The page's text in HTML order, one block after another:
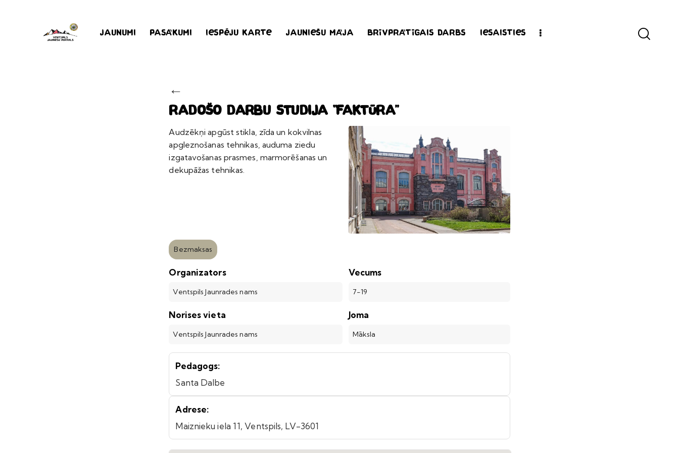
Jaunumi Pasākumi Iespēju karte Jauniešu māja Brīvprātīgais darbs Iesaisties
←
Radošo darbu studija “Faktūra”
Audzēkņi apgūst stikla, zīda un kokvilnas
apgleznošanas tehnikas, auduma ziedu
izgatavošanas prasmes, marmorēšanas un
dekupāžas tehnikas.
Bezmaksas
Organizators
Ventspils Jaunrades nams
Norises vieta
Ventspils Jaunrades nams
Vecums
7-19
Joma
Māksla
Pedagogs:
Santa Dalbe
Adrese:
Maiznieku iela 11, Ventspils, LV-3601